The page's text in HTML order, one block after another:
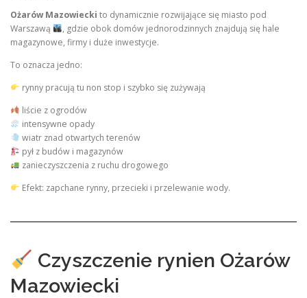
Ożarów Mazowiecki to dynamicznie rozwijające się miasto pod
Warszawą
, gdzie obok domów jednorodzinnych znajdują się hale
magazynowe, firmy i duże inwestycje.
To oznacza jedno:
rynny pracują tu non stop i szybko się zużywają
liście z ogrodów
intensywne opady
wiatr znad otwartych terenów
pył z budów i magazynów
zanieczyszczenia z ruchu drogowego
Efekt: zapchane rynny, przecieki i przelewanie wody.
Czyszczenie rynien Ożarów
Mazowiecki